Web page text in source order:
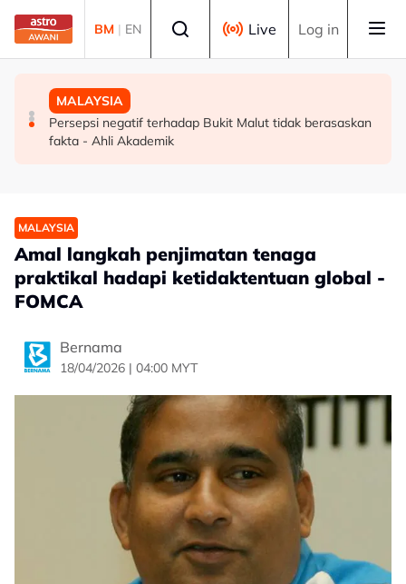
Skip to main content
BM | EN Live Log in
MALAYSIA
Agenda transformasi TVET diperkukuh menerusi
pasukan petugas strategik TVET 2.0
MALAYSIA
Polis tahan buruh disyaki miliki senjata api, pedang
samurai di Mukah
MALAYSIA
Persepsi negatif terhadap Bukit Malut tidak berasaskan
fakta - Ahli Akademik
MALAYSIA
Amal langkah penjimatan tenaga
praktikal hadapi ketidaktentuan global -
FOMCA
Bernama
18/04/2026 | 04:00 MYT